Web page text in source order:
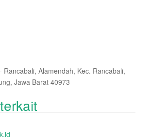
Rancabali, Alamendah, Kec. Rancabali,
Jawa Barat 40973